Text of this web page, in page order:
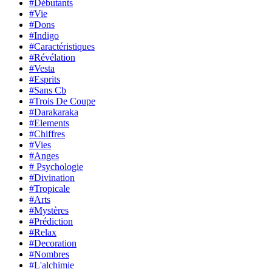
#Débutants
#Vie
#Dons
#Indigo
#Caractéristiques
#Révélation
#Vesta
#Esprits
#Sans Cb
#Trois De Coupe
#Darakaraka
#Elements
#Chiffres
#Vies
#Anges
# Psychologie
#Divination
#Tropicale
#Arts
#Mystères
#Prédiction
#Relax
#Decoration
#Nombres
#L'alchimie